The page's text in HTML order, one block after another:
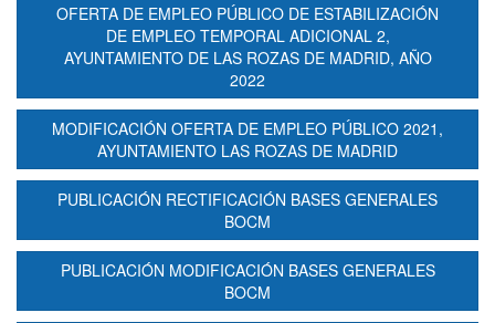
OFERTA DE EMPLEO PÚBLICO DE ESTABILIZACIÓN
DE EMPLEO TEMPORAL ADICIONAL 2,
AYUNTAMIENTO DE LAS ROZAS DE MADRID, AÑO
2022
MODIFICACIÓN OFERTA DE EMPLEO PÚBLICO 2021,
AYUNTAMIENTO LAS ROZAS DE MADRID
PUBLICACIÓN RECTIFICACIÓN BASES GENERALES
BOCM
PUBLICACIÓN MODIFICACIÓN BASES GENERALES
BOCM